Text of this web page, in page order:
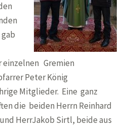
einzelnen Gremien
Peter König
Mitglieder. Eine ganz
die beiden Herrn Reinhard
HerrJakob Sirtl, beide aus